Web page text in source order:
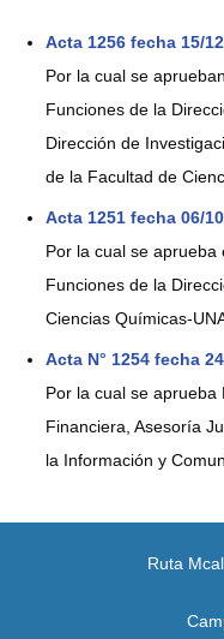
Acta 1256 fecha 15/
Por la cual se
Funciones de la
Dirección de
de la Facultad de
Acta 1251 fecha 06/
Por la cual se
Funciones de la
Ciencias Químicas-
Acta N° 1254 fecha
Por la cual se aprueba
Financiera, Asesoría
la Información y
Ruta